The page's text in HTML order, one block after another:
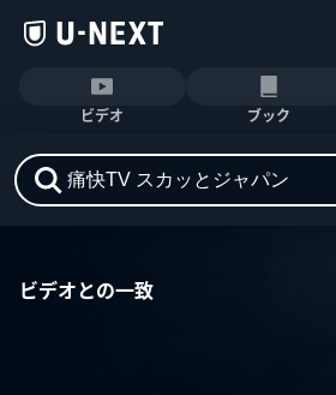
ビデオ ブック
ビデオとの一致